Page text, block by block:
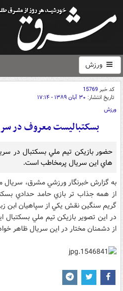
ورزش
کد خبر15769
تاریخ انتشار: ۳۰ آبان ۱۳۸۹ - ۱۷:۱۴
ورزش
بسکتباليست معروف در
حضور بازيکن تيم ملي بسکتبال در
هاي اين سريال پرمخاطب است.
به گزارش خبرنگار ورزشي مشرق، سريال
از همه جذاب تر بازي حامد حدادي
گريم سنگين نقش يکي از سپاهيان ابن
در اين تصوير بازيکن تيم ملي
از دشمنان مختار در اين سريال ظاهر